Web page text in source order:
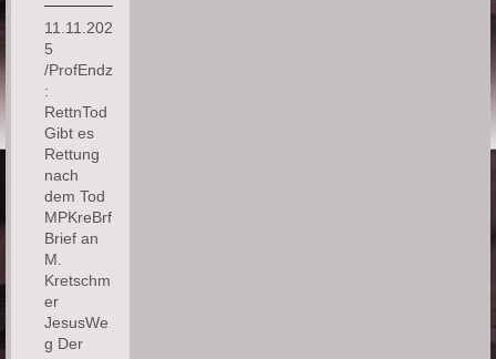
11.11.202
5
/ProfEndz
:
RettnTod
Gibt es
Rettung
nach
dem Tod
MPKreBrf
Brief an
M.
Kretschm
er
JesusWe
g Der